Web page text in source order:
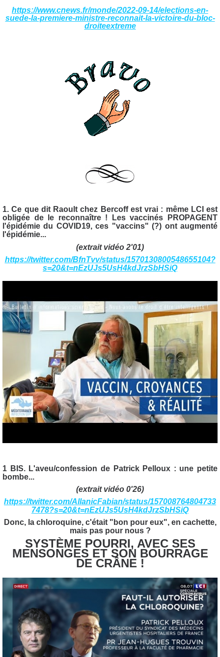
https://www.cnews.fr/monde/2022-09-14/elections-en-
suede-la-premiere-ministre-reconnait-la-victoire-du-bloc-
droiteextreme
1. Ce que dit Raoult chez Bercoff est vrai : même LCI est
obligée de le reconnaître ! Les vaccinés PROPAGENT
l'épidémie du COVID19, ces "vaccins" (?) ont augmenté
l'épidémie...
(extrait vidéo 2'01)
https://twitter.com/BfnTvv/status/1570130800548655104?
s=20&t=nEzUJs5UsH4kdJrzSbHSiQ
1 BIS. L'aveu/confession de Patrick Pelloux : une petite
bombe...
(extrait vidéo 0'26)
https://twitter.com/AllanicFabian/status/157008764804733
7478?s=20&t=nEzUJs5UsH4kdJrzSbHSiQ
Donc, la chloroquine, c'était "bon pour eux", en cachette,
mais pas pour nous ?
SYSTÈME POURRI, AVEC SES
MENSONGES ET SON BOURRAGE
DE CRÂNE !